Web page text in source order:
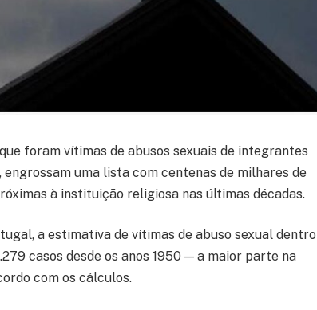
foram vítimas de abusos sexuais de integrantes
uma lista com centenas de milhares de
à instituição religiosa nas últimas décadas.
a estimativa de vítimas de abuso sexual dentro
casos desde os anos 1950 — a maior parte na
com os cálculos.